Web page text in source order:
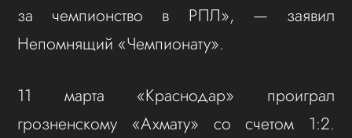
за чемпионство в РПЛ», — заявил
Непомнящий «Чемпионату».
11 марта «Краснодар» проиграл
грозненскому «Ахмату» со счетом 1:2.